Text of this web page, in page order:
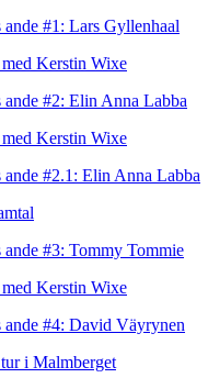
ande #1: Lars Gyllenhaal
Kerstin Wixe
ande #2: Elin Anna Labba
Kerstin Wixe
ande #2.1: Elin Anna Labba
ande #3: Tommy Tommie
Kerstin Wixe
ande #4: David Väyrynen
i Malmberget